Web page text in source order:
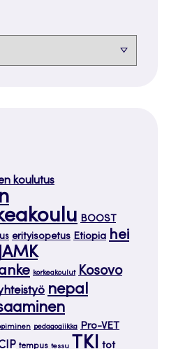
koulutus
BOOST
erityisopetus Etiopia hei
korkeakoulut Kosovo
nepal
pedagogiikka Pro-VET
tempus tessu TKI tot